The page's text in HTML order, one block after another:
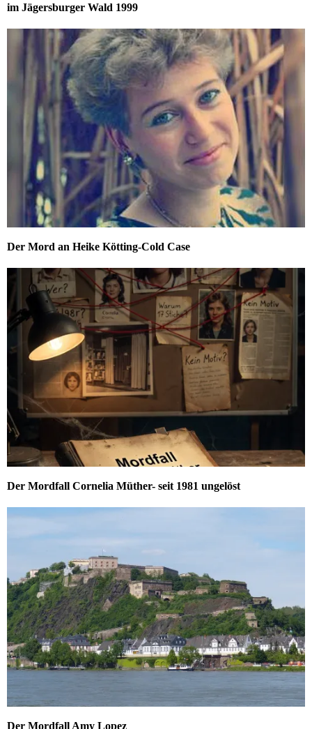
im Jägersburger Wald 1999
Der Mord an Heike Kötting-Cold Case
Der Mordfall Cornelia Müther- seit 1981 ungelöst
Der Mordfall Amy Lopez